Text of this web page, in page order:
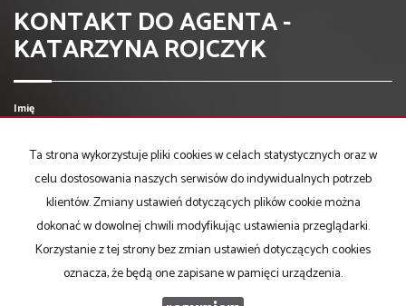
KONTAKT DO AGENTA -
KATARZYNA ROJCZYK
Imię
Email
Ta strona wykorzystuje pliki cookies w celach statystycznych oraz w
celu dostosowania naszych serwisów do indywidualnych potrzeb
klientów. Zmiany ustawień dotyczących plików cookie można
dokonać w dowolnej chwili modyfikując ustawienia przeglądarki.
Korzystanie z tej strony bez zmian ustawień dotyczących cookies
oznacza, że będą one zapisane w pamięci urządzenia.